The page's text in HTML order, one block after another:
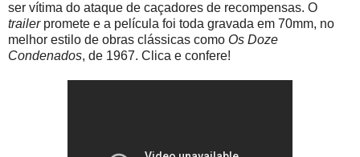
ser vítima do ataque de caçadores de recompensas. O
trailerpromete e a película foi toda gravada em 70mm, no
melhor estilo de obras clássicas como Os Doze
Condenados, de 1967. Clica e confere!